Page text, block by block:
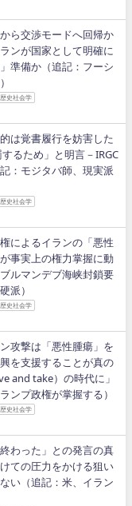
ら交渉モードへ回帰か
ンが国家として明確に
準備か（追記：フーシ
歴史社会学
は覚書履行を妨害した
るため」と明言－IRGC
：モジタバ師、現実派
歴史社会学
によるイランの「悪性
事実上の権力掌握に動
ルマンデブ海峡封鎖要
派）
歴史社会学
攻撃は「悪性腫瘍」を
を支援することが真の
and take）の時代に」
ンプ政権が掌握する）
歴史社会学
わった」との発言の真
ての圧力をかける狙い
い（追記：米、イラン